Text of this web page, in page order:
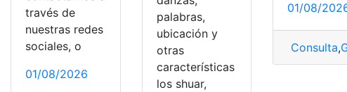
través de
nuestras redes
sociales, o
01/08/2026
palabras,
ubicación y
otras
características
los shuar,
01/08/
Consulta,